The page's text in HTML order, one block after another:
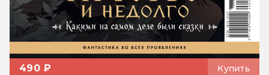
490 ₽ Купить